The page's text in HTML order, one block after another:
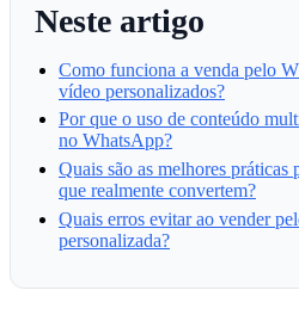
Neste artigo
Como funciona a venda pelo
vídeo personalizados?
Por que o uso de conteúdo
no WhatsApp?
Quais são as melhores práticas
que realmente convertem?
Quais erros evitar ao vender
personalizada?